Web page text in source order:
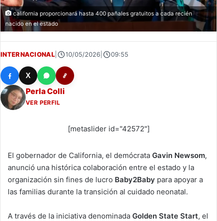
california proporcionará hasta 400 pañales gratuitos a cada recién
nacido en el estado
INTERNACIONAL| 10/05/2026| 09:55
X
Perla Colli
VER PERFIL
[metaslider id="42572"]
El gobernador de California, el demócrata Gavin Newsom,
anunció una histórica colaboración entre el estado y la
organización sin fines de lucro Baby2Baby para apoyar a
las familias durante la transición al cuidado neonatal.
A través de la iniciativa denominada Golden State Start, el